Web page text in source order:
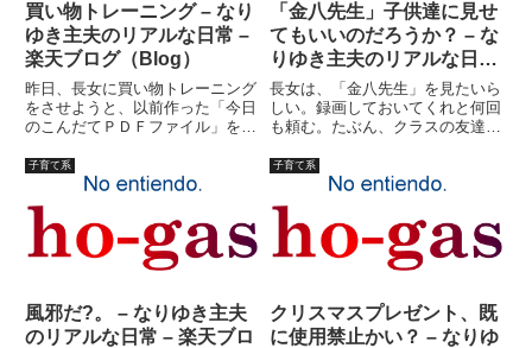
買い物トレーニング – なり
ゆき主夫のリアルな日常 –
楽天ブログ（Blog）
昨日、長女に買い物トレーニング
をさせようと、以前作った「今日
のこんだてＰＤＦファイル」を実
ずは今日のこんだてを考え、材料
をリストアップ。今日の買い物を
スーパーのチラシなどを参考に、
値段を算出。そしてお買い物を
す...
「金八先生」子供達に見せ
てもいいのだろうか？ – な
りゆき主夫のリアルな日常
– 楽天ブログ（Blog）
長女は、「金八先生」を見たいら
しい。録画しておいてくれと何回
も頼む。たぶん、クラスの友達が
は、ロケ地が近郊であるというの
もあると思う。たしかに、荒川土
手はゴミが落ちていなければ綺麗
だ。情緒的に言っても、普通に
見...
子育て系
風邪だ?。 – なりゆき主夫
のリアルな日常 – 楽天ブロ
子育て系
クリスマスプレゼント、既
に使用禁止かい？ – なりゆ